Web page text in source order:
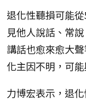
退化性聽損可能
見他人說話、常
講話也愈來愈大
化主因不明，可能
力博宏表示，退